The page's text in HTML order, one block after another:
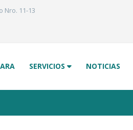
Nro. 11-13
SERVICIOS NOTICIAS